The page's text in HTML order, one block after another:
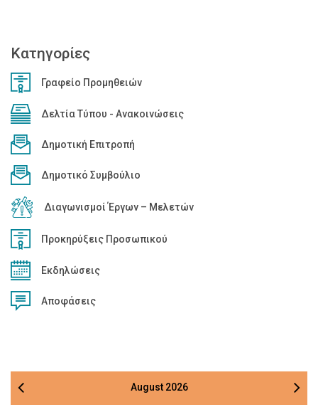
Κατηγορίες
Γραφείο Προμηθειών
Δελτία Τύπου - Ανακοινώσεις
Δημοτική Επιτροπή
Δημοτικό Συμβούλιο
Διαγωνισμοί Έργων – Μελετών
Προκηρύξεις Προσωπικού
Εκδηλώσεις
Αποφάσεις
August 2026